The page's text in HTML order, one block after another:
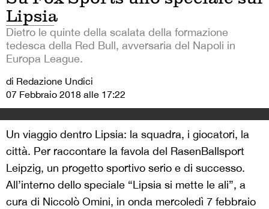
Lipsia
Dietro le quinte della scalata della formazione
tedesca della Red Bull, avversaria del Napoli in
Europa League.
di Redazione Undici
07 Febbraio 2018 alle 17:22
Un viaggio dentro Lipsia: la squadra, i giocatori, la
città. Per raccontare la favola del RasenBallsport
Leipzig, un progetto sportivo serio e di successo.
All’interno dello speciale “Lipsia si mette le ali”, a
cura di Niccolò Omini, in onda mercoledì 7 febbraio